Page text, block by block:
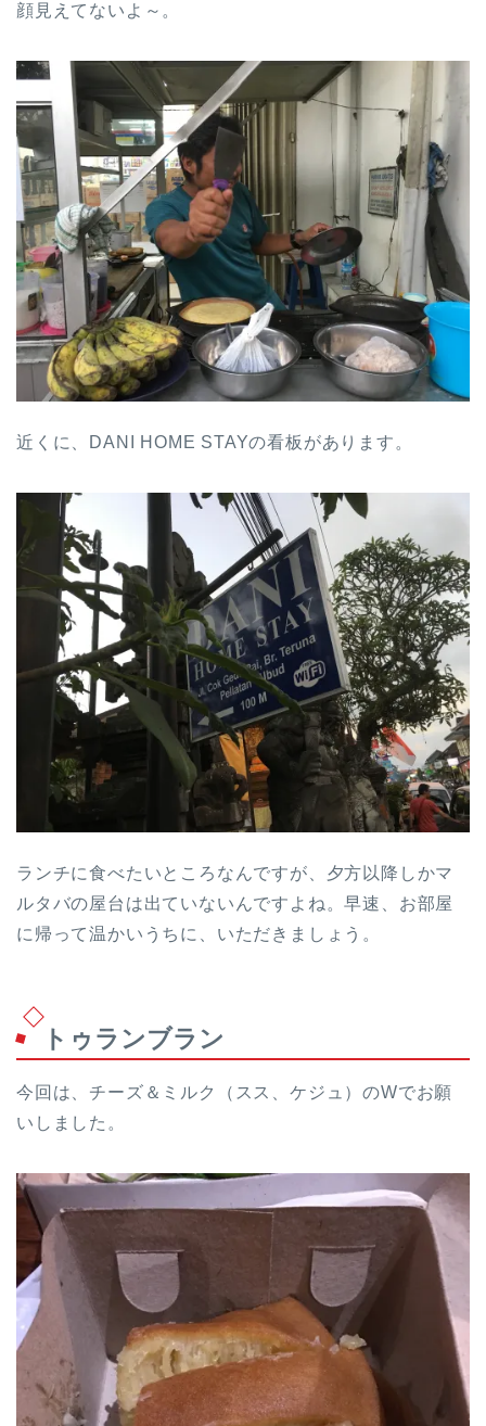
顔見えてないよ～。
近くに、DANI HOME STAYの看板があります。
ランチに食べたいところなんですが、夕方以降しかマ
ルタバの屋台は出ていないんですよね。早速、お部屋
に帰って温かいうちに、いただきましょう。
トゥランブラン
今回は、チーズ＆ミルク（スス、ケジュ）のWでお願
いしました。